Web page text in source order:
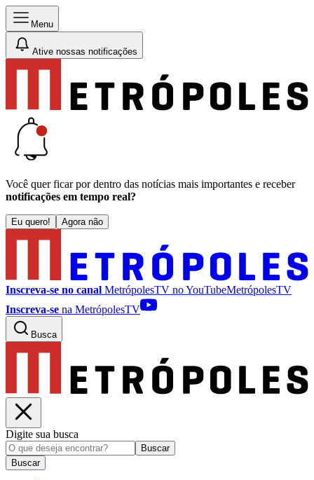
Menu
Ative nossas notificações
Você quer ficar por dentro das notícias mais importantes e receber
notificações em tempo real?
Eu quero! Agora não
Inscreva-se no canal MetrópolesTV noYouTubeMetrópolesTV
Inscreva-se na MetrópolesTV
Busca
Digite sua busca
Buscar
Buscar